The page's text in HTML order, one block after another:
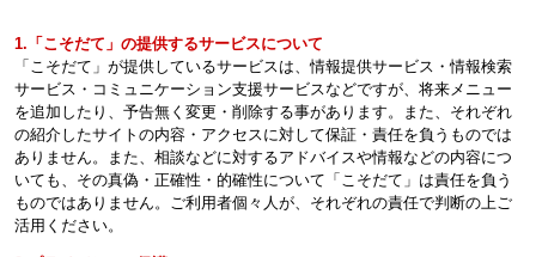
1.「こそだて」の提供するサービスについて
「こそだて」が提供しているサービスは、情報提供サービス・情報検索
サービス・コミュニケーション支援サービスなどですが、将来メニュー
を追加したり、予告無く変更・削除する事があります。また、それぞれ
の紹介したサイトの内容・アクセスに対して保証・責任を負うものでは
ありません。また、相談などに対するアドバイスや情報などの内容につ
いても、その真偽・正確性・的確性について「こそだて」は責任を負う
ものではありません。ご利用者個々人が、それぞれの責任で判断の上ご
活用ください。